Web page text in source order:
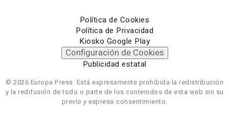
Política de Cookies
Política de Privacidad
Kiosko Google Play
Configuración de Cookies
Publicidad estatal
© 2026 Europa Press. Está expresamente prohibida la redistribución
y la redifusión de todo o parte de los contenidos de esta web sin su
previo y expreso consentimiento.